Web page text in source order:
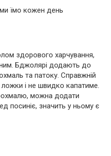
ми їмо кожен день
здорового харчування,
Бджолярі додають до
та патоку. Справжній
і не швидко капатиме.
можна додати
посиніє, значить у ньому є